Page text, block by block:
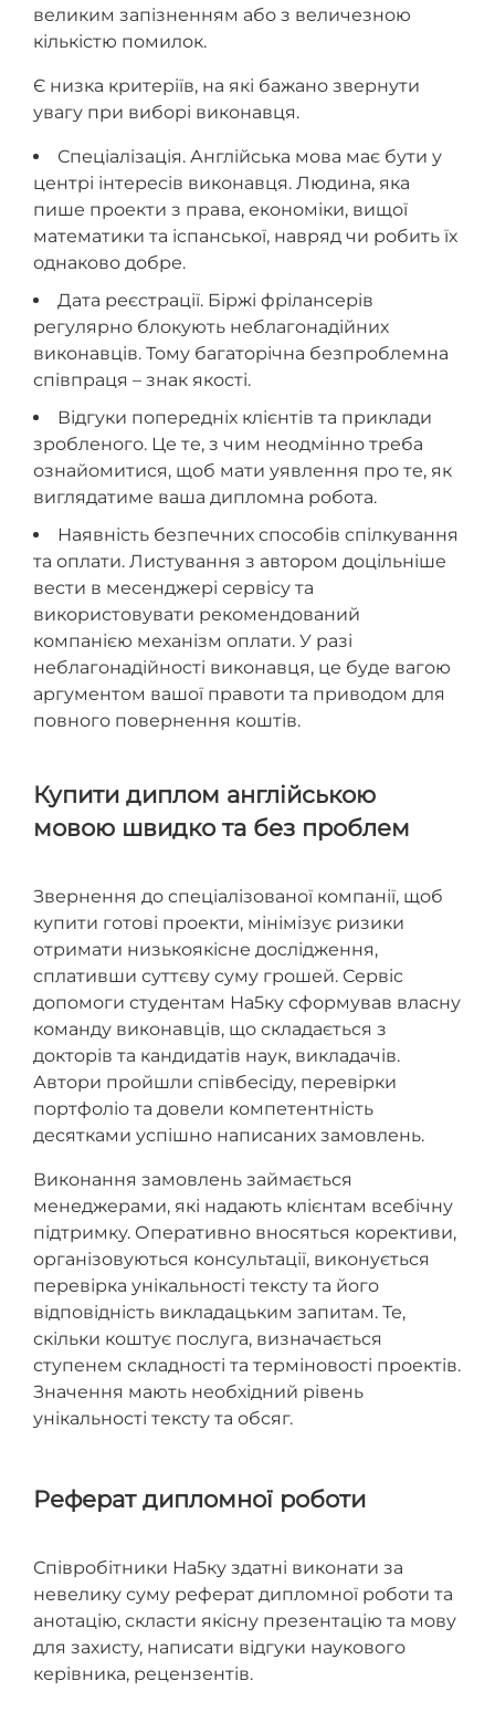
великим запізненням або з величезною
кількістю помилок.
Є низка критеріїв, на які бажано звернути
увагу при виборі виконавця.
Спеціалізація. Англійська мова має бути у
центрі інтересів виконавця. Людина, яка
пише проекти з права, економіки, вищої
математики та іспанської, навряд чи робить їх
однаково добре.
Дата реєстрації. Біржі фрілансерів
регулярно блокують неблагонадійних
виконавців. Тому багаторічна безпроблемна
співпраця – знак якості.
Відгуки попередніх клієнтів та приклади
зробленого. Це те, з чим неодмінно треба
ознайомитися, щоб мати уявлення про те, як
виглядатиме ваша дипломна робота.
Наявність безпечних способів спілкування
та оплати. Листування з автором доцільніше
вести в месенджері сервісу та
використовувати рекомендований
компанією механізм оплати. У разі
неблагонадійності виконавця, це буде вагою
аргументом вашої правоти та приводом для
повного повернення коштів.
Купити диплом англійською
мовою швидко та без проблем
Звернення до спеціалізованої компанії, щоб
купити готові проекти, мінімізує ризики
отримати низькоякісне дослідження,
сплативши суттєву суму грошей. Сервіс
допомоги студентам На5ку сформував власну
команду виконавців, що складається з
докторів та кандидатів наук, викладачів.
Автори пройшли співбесіду, перевірки
портфоліо та довели компетентність
десятками успішно написаних замовлень.
Виконання замовлень займається
менеджерами, які надають клієнтам всебічну
підтримку. Оперативно вносяться корективи,
організовуються консультації, виконується
перевірка унікальності тексту та його
відповідність викладацьким запитам. Те,
скільки коштує послуга, визначається
ступенем складності та терміновості проектів.
Значення мають необхідний рівень
унікальності тексту та обсяг.
Реферат дипломної роботи
Співробітники На5ку здатні виконати за
невелику суму реферат дипломної роботи та
анотацію, скласти якісну презентацію та мову
для захисту, написати відгуки наукового
керівника, рецензентів.